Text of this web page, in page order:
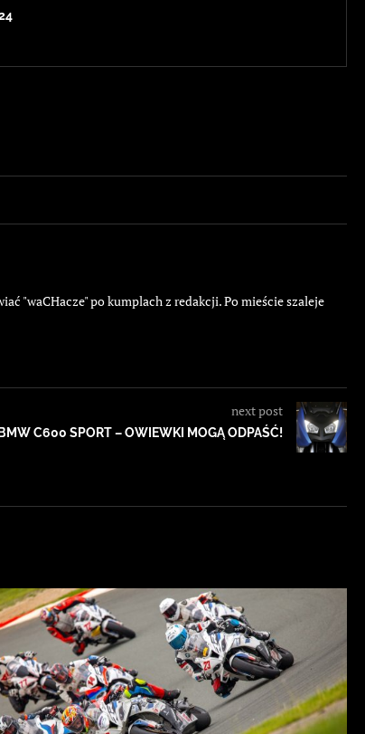
"waCHacze" po kumplach z redakcji. Po mieście szaleje
next post
C600 SPORT – OWIEWKI MOGĄ ODPAŚĆ!